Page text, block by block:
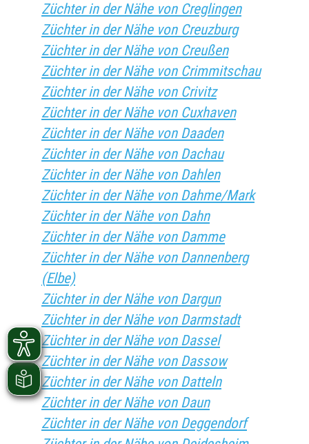
Züchter in der Nähe von Creglingen
Züchter in der Nähe von Creuzburg
Züchter in der Nähe von Creußen
Züchter in der Nähe von Crimmitschau
Züchter in der Nähe von Crivitz
Züchter in der Nähe von Cuxhaven
Züchter in der Nähe von Daaden
Züchter in der Nähe von Dachau
Züchter in der Nähe von Dahlen
Züchter in der Nähe von Dahme/Mark
Züchter in der Nähe von Dahn
Züchter in der Nähe von Damme
Züchter in der Nähe von Dannenberg
(Elbe)
Züchter in der Nähe von Dargun
Züchter in der Nähe von Darmstadt
Züchter in der Nähe von Dassel
Züchter in der Nähe von Dassow
Züchter in der Nähe von Datteln
Züchter in der Nähe von Daun
Züchter in der Nähe von Deggendorf